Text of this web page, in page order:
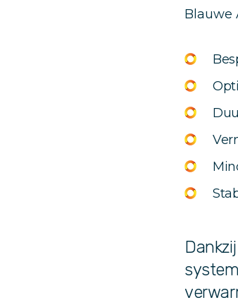
Blauwe